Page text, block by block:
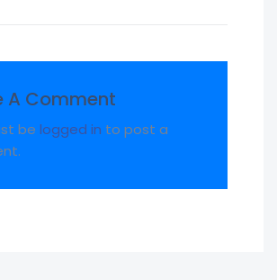
A Comment
be logged in to post a